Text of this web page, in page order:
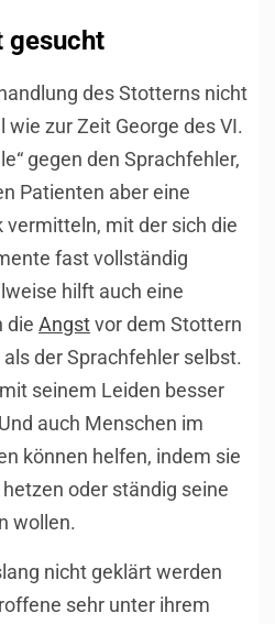
gesucht
des Stotterns nicht
zur Zeit George des VI.
gegen den Sprachfehler,
Patienten aber eine
mit der sich die
fast vollständig
hilft auch eine
die Angstvor dem Stottern
der Sprachfehler selbst.
seinem Leiden besser
auch Menschen im
können helfen, indem sie
oder ständig seine
wollen.
nicht geklärt werden
sehr unter ihrem